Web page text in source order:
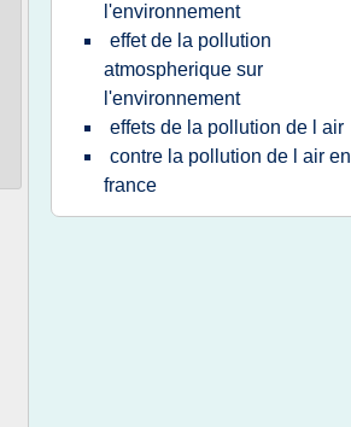
l'environnement
effet de la pollution
atmospherique sur
l'environnement
effets de la pollution de l air
contre la pollution de l air en
france